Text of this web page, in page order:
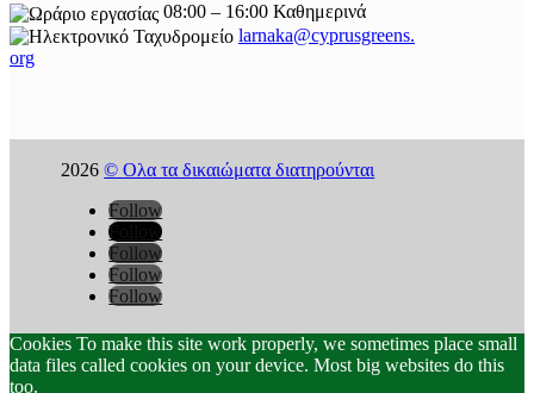
08:00 – 16:00 Καθημερινά
larnaka@cyprusgreens.
org
2026© Ολα τα δικαιώματα διατηρούνται
Follow
Follow
Follow
Follow
Follow
Cookies To make this site work properly, we sometimes place small
data files called cookies on your device. Most big websites do this
too.